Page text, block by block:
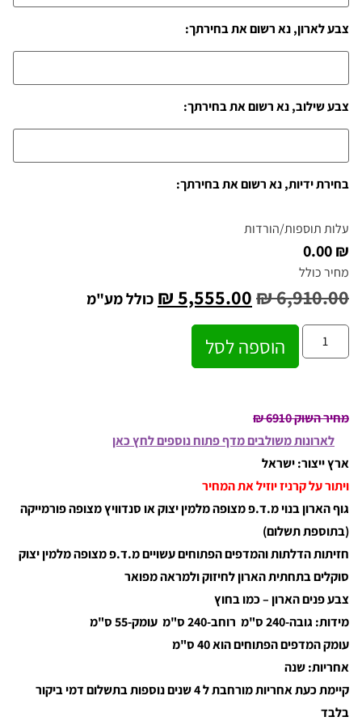
צבע לארון, נא רשום את בחירתך:
צבע שילוב, נא רשום את בחירתך:
בחירת ידיות, נא רשום את בחירתך:
עלות תוספות/הורדות
₪ 0.00
מחיר כולל
₪6,910.00
₪5,555.00 כולל מע"מ
הוספה לסל
מחיר השוק 6910
₪
לארונות משולבים מדף פתוח נוספים לחץ כאן
ארץ ייצור: ישראל
ויתור על קרניז יוזיל את המחיר
גוף הארון בנוי מ.ד.פ מצופה מלמין יצוק או סנדוויץ מצופה פורמייקה
(בתוספת תשלום)
חזיתות הדלתות והמדפים הפתוחים עשויים מ.ד.פ מצופה מלמין יצוק
סוקלים בתחתית הארון לחיזוק ולמראה מפואר
צבע פנים הארון – כמו בחוץ
מידות: גובה-240 ס"מ רוחב-240 ס"מ עומק-55 ס"מ
עומק המדפים הפתוחים הוא 40 ס"מ
אחריות: שנה
קיימת כעת אחריות מורחבת ל 4 שנים נוספות בתשלום דמי ביקור
בלבד